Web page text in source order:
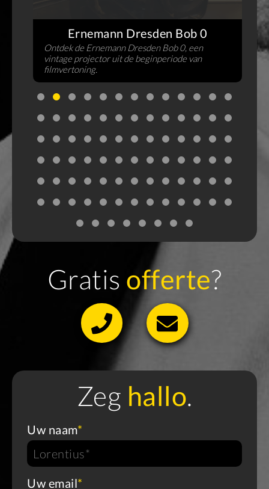
Ernemann Dresden Bob 0
Ontdek de Ernemann Dresden Bob 0, een
vintage projector uit de beginperiode van
filmvertoning.
Gratis offerte?
Zeg hallo.
Uw naam*
Uw email*